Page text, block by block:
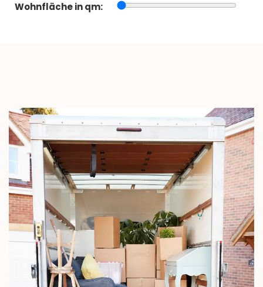
Wohnfläche in qm: